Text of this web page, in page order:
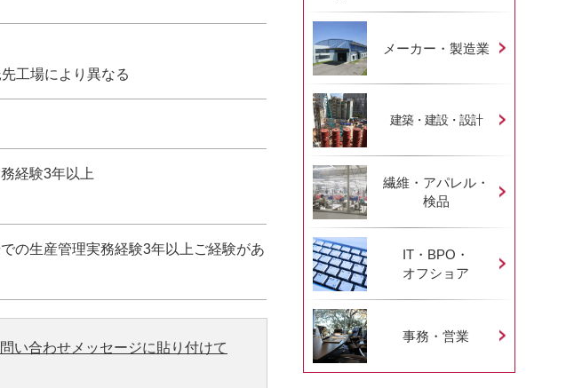
工場により異なる
経験3年以上
の生産管理実務経験3年以上ご経験があ
い合わせメッセージに貼り付けて
メーカー・製造業
建築・建設・設計
繊維・アパレル・
検品
IT・BPO・
オフショア
事務・営業